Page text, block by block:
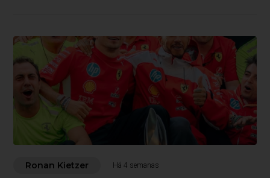
Ronan Kietzer Há 4 semanas